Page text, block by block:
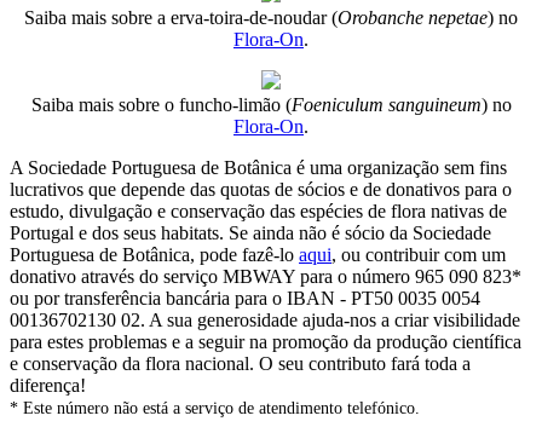
Saiba mais sobre a erva-toira-de-noudar (Orobanche nepetae) no
Flora-On.
Saiba mais sobre o funcho-limão (Foeniculum sanguineum) no
Flora-On.
A Sociedade Portuguesa de Botânica é uma organização sem fins
lucrativos que depende das quotas de sócios e de donativos para o
estudo, divulgação e conservação das espécies de flora nativas de
Portugal e dos seus habitats. Se ainda não é sócio da Sociedade
Portuguesa de Botânica, pode fazê-lo aqui, ou contribuir com um
donativo através do serviço MBWAY para o número 965 090 823*
ou por transferência bancária para o IBAN - PT50 0035 0054
00136702130 02. A sua generosidade ajuda-nos a criar visibilidade
para estes problemas e a seguir na promoção da produção científica
e conservação da flora nacional. O seu contributo fará toda a
diferença!
* Este número não está a serviço de atendimento telefónico.